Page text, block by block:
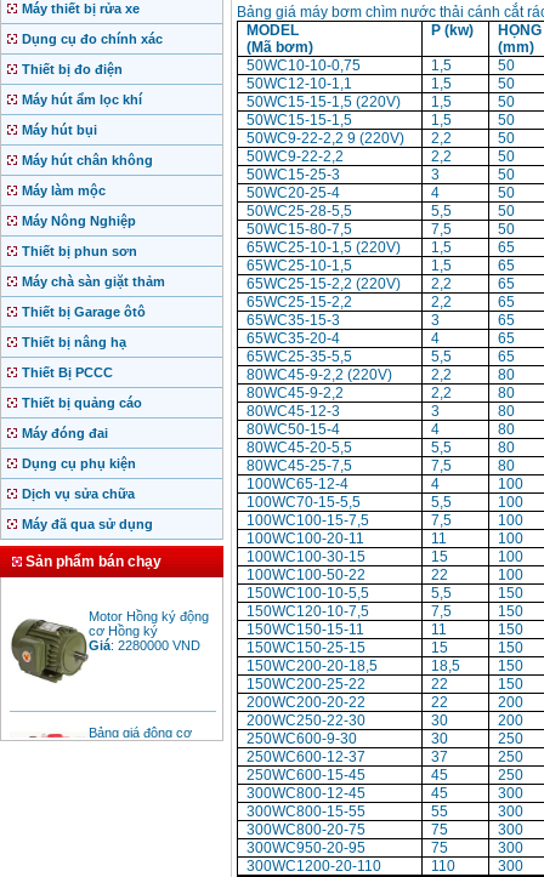
Máy thiết bị rửa xe
Dụng cụ đo chính xác
Thiết bị đo điện
Máy hút ẩm lọc khí
Máy hút bụi
Máy hút chân không
Máy làm mộc
Máy Nông Nghiệp
Thiết bị phun sơn
Máy chà sàn giặt thảm
Thiết bị Garage ôtô
Thiết bị nâng hạ
Thiết Bị PCCC
Thiết bị quảng cáo
Máy đóng đai
Dụng cụ phụ kiện
Dịch vụ sửa chữa
Máy đã qua sử dụng
Sản phẩm bán chạy
cơ Hồng ký
Giá:2280000
Bảng giá động cơ
diesel đầu nổ diesel
Giá:6500000VND
Bảng giá máy bơm chìm nước thải cánh cắt
MODEL
(Mã bơm)
P (kw)
HỌNG
(mm)
50WC10-10-0,75
1,5
50
50WC12-10-1,1
1,5
50
50WC15-15-1,5 (220V)
1,5
50
50WC15-15-1,5
1,5
50
50WC9-22-2,2 9 (220V)
2,2
50
50WC9-22-2,2
2,2
50
50WC15-25-3
3
50
50WC20-25-4
4
50
50WC25-28-5,5
5,5
50
50WC15-80-7,5
7,5
50
65WC25-10-1,5 (220V)
1,5
65
65WC25-10-1,5
1,5
65
65WC25-15-2,2 (220V)
2,2
65
65WC25-15-2,2
2,2
65
65WC35-15-3
3
65
65WC35-20-4
4
65
65WC25-35-5,5
5,5
65
80WC45-9-2,2 (220V)
2,2
80
80WC45-9-2,2
2,2
80
80WC45-12-3
3
80
80WC50-15-4
4
80
80WC45-20-5,5
5,5
80
80WC45-25-7,5
7,5
80
100WC65-12-4
4
100
100WC70-15-5,5
5,5
100
100WC100-15-7,5
7,5
100
100WC100-20-11
11
100
100WC100-30-15
15
100
100WC100-50-22
22
100
150WC100-10-5,5
5,5
150
150WC120-10-7,5
7,5
150
150WC150-15-11
11
150
150WC150-25-15
15
150
150WC200-20-18,5
18,5
150
150WC200-25-22
22
150
200WC200-20-22
22
200
200WC250-22-30
30
200
250WC600-9-30
30
250
250WC600-12-37
37
250
250WC600-15-45
45
250
300WC800-12-45
45
300
300WC800-15-55
55
300
300WC800-20-75
75
300
300WC950-20-95
75
300
300WC1200-20-110
110 300